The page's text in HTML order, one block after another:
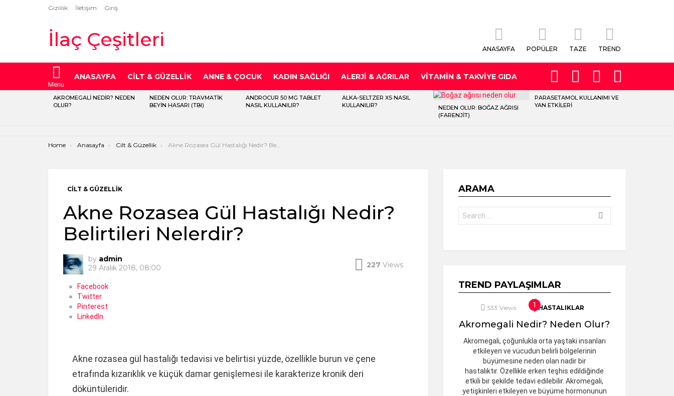
Gizlilik İletişim Giriş
İlaç Çeşitleri ANASAYFA POPÜLER TAZE TREND
Menu
ANASAYFA CILT & GÜZELLIK ANNE & ÇOCUK KADIN SAĞLIĞI ALERJI & AĞRILAR VITAMIN & TAKVIYE GIDA
LATEST
STORIES
AKROMEGALI NEDIR? NEDEN
OLUR?
NEDEN OLUR: TRAVMATIK
BEYIN HASARI (TBI)
ANDROCUR 50 MG TABLET
NASIL KULLANILIR?
ALKA-SELTZER XS NASIL
KULLANILIR?
NEDEN OLUR: BOĞAZ AĞRISI
(FARENJIT)
PARASETAMOL KULLANIMI VE
YAN ETKILERI
You are here:
Home Anasayfa Cilt & Güzellik Akne Rozasea Gül Hastalığı Nedir? Belirtileri Nelerdir?
CILT & GÜZELLIK
Akne Rozasea Gül Hastalığı Nedir?
Belirtileri Nelerdir?
by admin
29 Aralık 2018, 08:00
227 Views
Facebook
Twitter
Pinterest
LinkedIn
Akne rozasea gül hastalığı tedavisi ve belirtisi yüzde, özellikle burun ve çene
etrafında kızarıklık ve küçük damar genişlemesi ile karakterize kronik deri
döküntüleridir.
ARAMA
for:
TREND PAYLAŞIMLAR
533 Views İÇ HASTALIKLAR
Akromegali Nedir? Neden Olur?
Akromegali, çoğunlukla orta yaştaki insanları
etkileyen ve vücudun belirli bölgelerinin
büyümesine neden olan nadir bir
hastalıktır. Özellikle erken teşhis edildiğinde
etkili bir şekilde tedavi edilebilir. Akromegali,
yetişkinleri etkileyen ve büyüme hormonunun